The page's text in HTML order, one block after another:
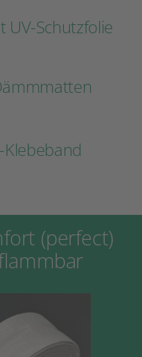
UV-Schutzfolie
Klebeband
(perfect)